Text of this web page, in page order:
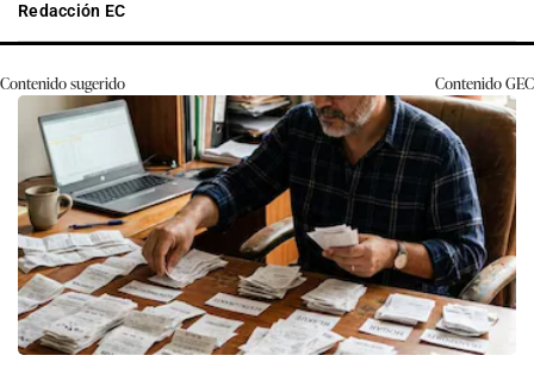
Redacción EC
Contenido sugerido ContenidoGEC